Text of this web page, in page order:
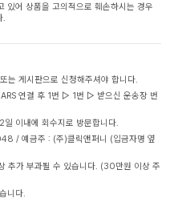
있어 상품을 고의적으로 훼손하시는 경우
는 게시판으로 신청해주셔야 합니다.
연결 후 1번 ▷ 1번 ▷ 받으신 운송장 번
이내에 회수지로 방문합니다.
/ 예금주 : (주)클릭앤퍼니 (입금자명 옆
추가 부과될 수 있습니다. (30만원 이상 주
니다.